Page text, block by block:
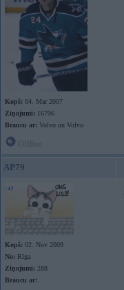
Kopš: 04. Mar 2007
Ziņojumi: 16796
Braucu ar: Volvo un Volvo
AP79
Kopš: 02. Nov 2009
No: Rīga
Ziņojumi: 288
Braucu ar: